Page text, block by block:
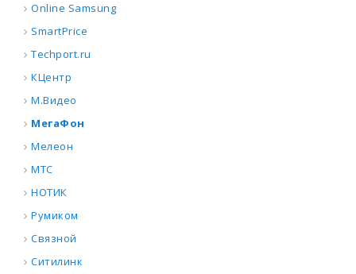
Online Samsung
SmartPrice
Techport.ru
КЦентр
М.Видео
МегаФон
Мелеон
МТС
НОТИК
Румиком
Связной
Ситилинк